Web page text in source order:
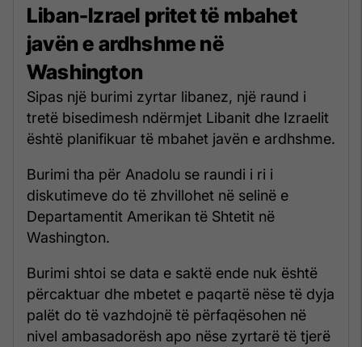
Liban-Izrael pritet të mbahet
javën e ardhshme në
Washington
Sipas një burimi zyrtar libanez, një raund i
tretë bisedimesh ndërmjet Libanit dhe Izraelit
është planifikuar të mbahet javën e ardhshme.
Burimi tha për Anadolu se raundi i ri i
diskutimeve do të zhvillohet në selinë e
Departamentit Amerikan të Shtetit në
Washington.
Burimi shtoi se data e saktë ende nuk është
përcaktuar dhe mbetet e paqartë nëse të dyja
palët do të vazhdojnë të përfaqësohen në
nivel ambasadorësh apo nëse zyrtarë të tjerë